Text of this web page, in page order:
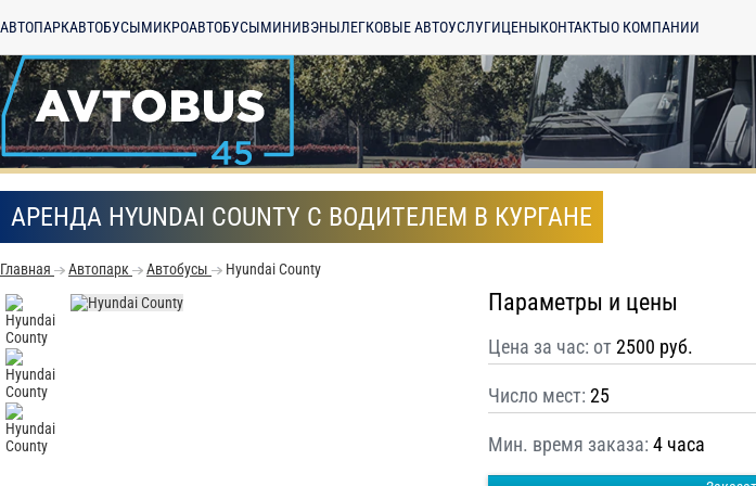
АВТОПАРКАВТОБУСЫМИКРОАВТОБУСЫМИНИВЭНЫЛЕГКОВЫЕ АВТОУСЛУГИЦЕНЫКОНТАКТЫО КОМПАНИИ
АРЕНДА HYUNDAI COUNTY С ВОДИТЕЛЕМ В КУРГАНЕ
Главная Автопарк Автобусы Hyundai County
Параметры и цены
Цена за час: от2500 руб.
Число мест: 25
Мин. время заказа: 4 часа
Политикой конфиденциальностиознакомлен(а), даю